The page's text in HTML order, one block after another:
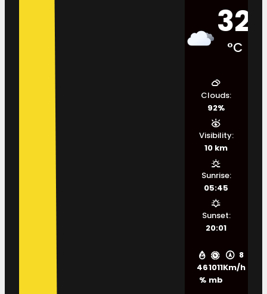
32
°C
46
%
1011
mb
8
Km/h
Clouds:
92%
Visibility:
10 km
Sunrise:
05:45
Sunset:
20:01